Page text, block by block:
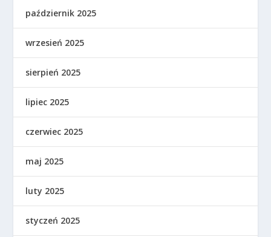
październik 2025
wrzesień 2025
sierpień 2025
lipiec 2025
czerwiec 2025
maj 2025
luty 2025
styczeń 2025